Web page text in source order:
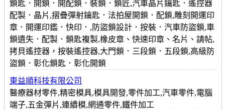
鎖匙．開鎖．開配鎖．裝鎖．鎖匠,汽車晶片鑰匙．遙控器
配製．晶片,摺疊彈射鑰匙．法拍屋開鎖．配鎖,雕刻開運印
章．開運印鑑．快印．,防盜鎖設計．按裝．汽車防盜鎖,車
鎖遺失．配製．鎖匙複製,橡皮章、快速印章、名片、請帖,
拷貝遙控器，按裝遙控器,大門鎖．三段鎖．五段鎖,高級防
盜鎖．彰化鎖匙．彰化開鎖
東益順科技有限公司
醫療器材零件,精密模具,模具開發,零件加工,汽車零件,電腦
端子,五金彈片,連續模,網通零件,鐵件加工